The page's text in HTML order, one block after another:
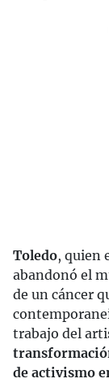
Toledo, quien
abandonó el
de un cáncer
trabajo del
de activismo